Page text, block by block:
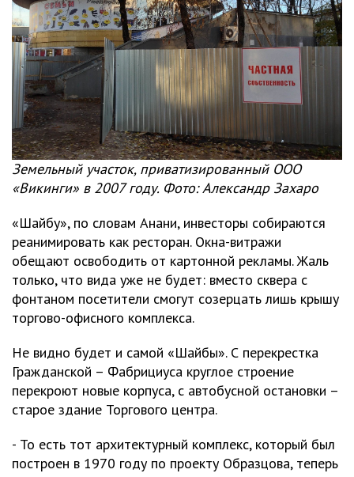
Земельный участок, приватизированный ООО
«Викинги» в 2007 году. Фото: Александр Захаро
«Шайбу», по словам Анани, инвесторы собираются
реанимировать как ресторан. Окна-витражи
обещают освободить от картонной рекламы. Жаль
только, что вида уже не будет: вместо сквера с
фонтаном посетители смогут созерцать лишь крышу
торгово-офисного комплекса.
Не видно будет и самой «Шайбы». С перекрестка
Гражданской – Фабрициуса круглое строение
перекроют новые корпуса, с автобусной остановки –
старое здание Торгового центра.
- То есть тот архитектурный комплекс, который был
построен в 1970 году по проекту Образцова, теперь